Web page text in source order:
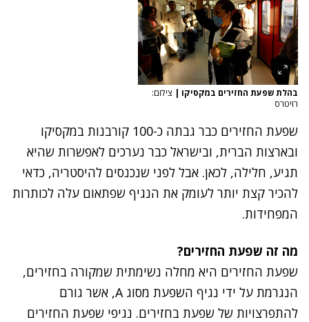
בהלת שפעת החזירים במקסיקו | צילום:
רויטרס
שפעת החזירים כבר גבתה כ-100 קורבנות במקסיקו
ובארצות הברית, ובישראל כבר נערכים לאפשרות שהיא
תגיע, חלילה, לכאן. אבל לפני שנכנסים להיסטריה, כדאי
להכיר קצת יותר לעומק את הנגיף שפתאום עלה לכותרות
המפחידות.
מה זה שפעת החזירים?
שפעת החזירים היא מחלה נשימתית שמקורה בחזירים,
הנגרמת על ידי נגיף השפעת מסוג A, אשר גורם
להתפרצויות של שפעת בחזירים. נגיפי שפעת החזירים